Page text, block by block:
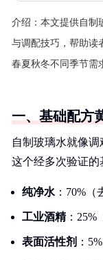
介绍： 本文提供自制
与调配技巧，帮助读
春夏秋冬不同季节需
一、基础配方
自制玻璃水就像
这个经多次验证的
纯净水 ：70%（
工业酒精：25%
表面活性剂 ：